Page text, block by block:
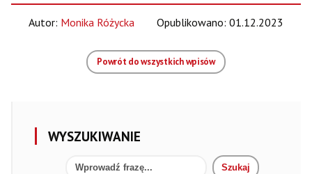
Autor: Monika Różycka Opublikowano: 01.12.2023
Powrót do wszystkich wpisów
WYSZUKIWANIE